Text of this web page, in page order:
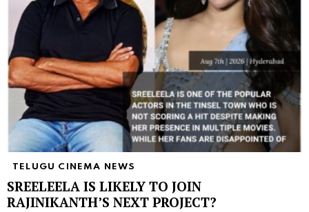
TELUGU CINEMA NEWS
SREELEELA IS LIKELY TO JOIN
RAJINIKANTH’S NEXT PROJECT?